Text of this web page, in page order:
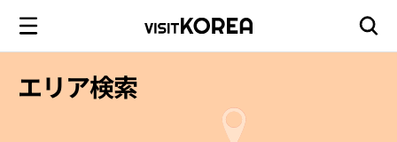
エリア検索